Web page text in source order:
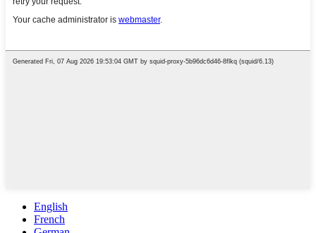
English
French